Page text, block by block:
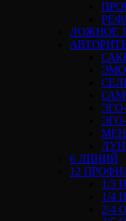
ЛОЖНОЕ
6 ЛИНИЙ
12
1/3
1/4
2/4